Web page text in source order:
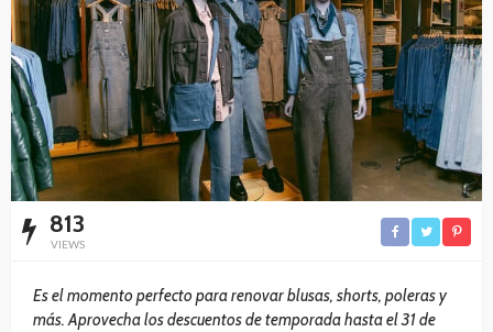
813
VIEWS
Es el momento perfecto para renovar blusas, shorts, poleras y
más. Aprovecha los descuentos de temporada hasta el 31 de